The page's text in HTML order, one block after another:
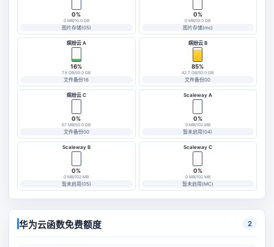
0%
0 MB/10.0 GB
图片存储(05)
0%
0 MB/10.0 GB
图片存储(mc)
缤纷云 A
16%
7.8 GB/50.0 GB
文件备份16
缤纷云 B
85%
42.7 GB/50.0 GB
文件备份00
缤纷云 C
0%
67 MB/50.0 GB
文件备份00
Scaleway A
0%
0 MB/102 MB
暂未启用(04)
Scaleway B
0%
0 MB/102 MB
暂未启用(05)
Scaleway C
0%
0 MB/102 MB
暂未启用(MC)
华为云函数免费额度 2